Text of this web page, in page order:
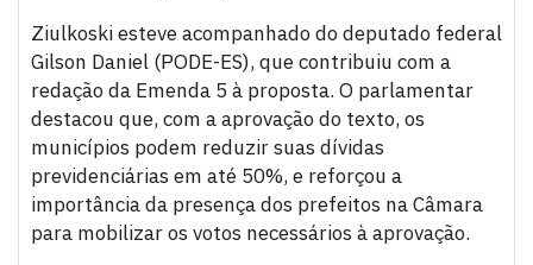
Ziulkoski esteve acompanhado do deputado federal
Gilson Daniel (PODE-ES), que contribuiu com a
redação da Emenda 5 à proposta. O parlamentar
destacou que, com a aprovação do texto, os
municípios podem reduzir suas dívidas
previdenciárias em até 50%, e reforçou a
importância da presença dos prefeitos na Câmara
para mobilizar os votos necessários à aprovação.